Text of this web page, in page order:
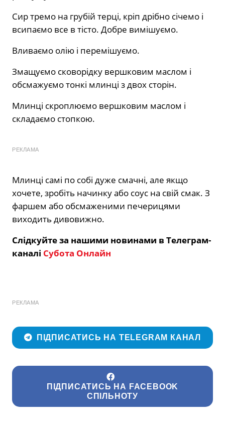
Сир тремо на грубій терці, кріп дрібно січемо і
всипаємо все в тісто. Добре вимішуємо.
Вливаємо олію і перемішуємо.
Змащуємо сковорідку вершковим маслом і
обсмажуємо тонкі млинці з двох сторін.
Млинці скроплюємо вершковим маслом і
складаємо стопкою.
РЕКЛАМА
Млинці самі по собі дуже смачні, але якщо
хочете, зробіть начинку або соус на свій смак. З
фаршем або обсмаженими печерицями
виходить дивовижно.
Слідкуйте за нашими новинами в Телеграм-
каналі Субота Онлайн
РЕКЛАМА
ПІДПИСАТИСЬ НА TELEGRAM КАНАЛ
ПІДПИСАТИСЬ НА FACEBOOK
СПІЛЬНОТУ